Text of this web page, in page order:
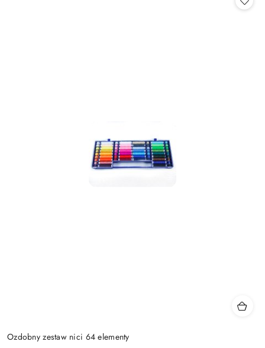
Ozdobny zestaw nici 64 elementy